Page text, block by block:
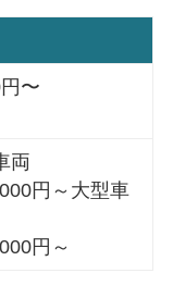
〜
両
円～大型車
円～